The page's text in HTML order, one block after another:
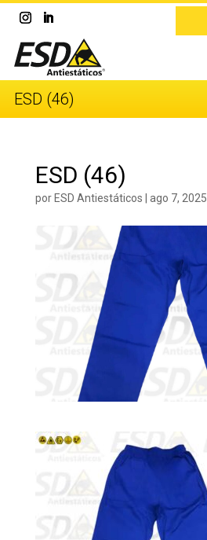
ESD (46)
ESD (46)
porESD Antiestáticos | ago 7, 2025